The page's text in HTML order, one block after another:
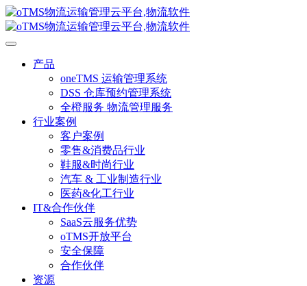
产品
oneTMS 运输管理系统
DSS 仓库预约管理系统
全橙服务 物流管理服务
行业案例
客户案例
零售&消费品行业
鞋服&时尚行业
汽车 & 工业制造行业
医药&化工行业
IT&合作伙伴
SaaS云服务优势
oTMS开放平台
安全保障
合作伙伴
资源